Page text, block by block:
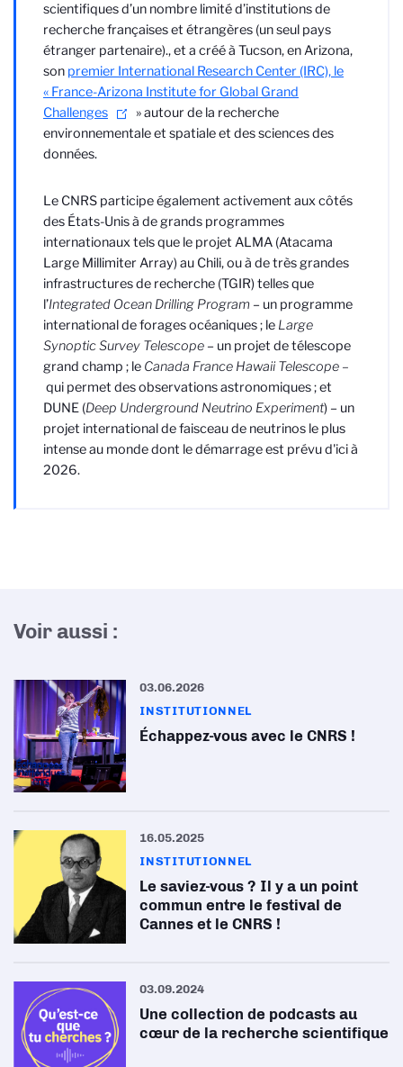
scientifiques d’un nombre limité d’institutions de
recherche françaises et étrangères (un seul pays
étranger partenaire)., et a créé à Tucson, en Arizona,
son premier International Research Center (IRC), le
« France-Arizona Institute for Global Grand
Challenges
»autour de la recherche
environnementale et spatiale et des sciences des
données.
Le CNRS participe également activement aux côtés
des États-Unis à de grands programmes
internationaux tels que le projet ALMA (Atacama
Large Millimiter Array) au Chili, ou à de très grandes
infrastructures de recherche (TGIR) telles que
l’Integrated Ocean Drilling Program – un programme
international de forages océaniques ; le Large
Synoptic Survey Telescope – un projet de télescope
grand champ ; le Canada France Hawaii Telescope –
qui permet des observations astronomiques ; et
DUNE (Deep Underground Neutrino Experiment) – un
projet international de faisceau de neutrinos le plus
intense au monde dont le démarrage est prévu d'ici à
2026.
Voir aussi :
03.06.2026
INSTITUTIONNEL
Échappez-vous avec le CNRS !
16.05.2025
INSTITUTIONNEL
Le saviez-vous ? Il y a un point
commun entre le festival de
Cannes et le CNRS !
03.09.2024
Une collection de podcasts au
cœur de la recherche scientifique